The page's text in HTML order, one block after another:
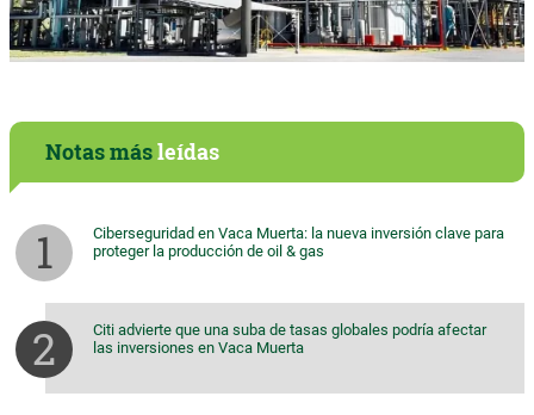
Notas másleídas
Ciberseguridad en Vaca Muerta: la nueva inversión clave para
proteger la producción de oil & gas
Citi advierte que una suba de tasas globales podría afectar
las inversiones en Vaca Muerta